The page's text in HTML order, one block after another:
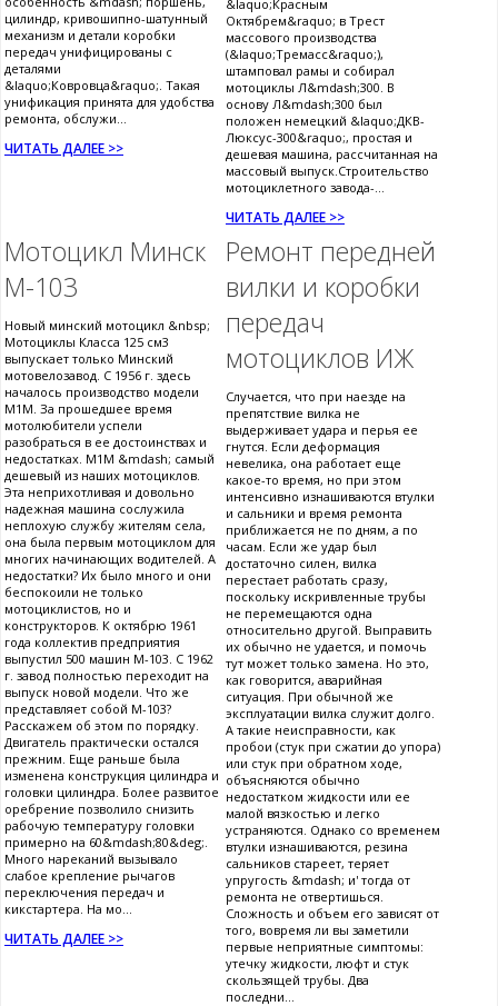
цилиндр, кривошипно-шатунный
механизм и детали коробки
передач унифицированы с
деталями
&laquo;Ковровца&raquo;. Такая
унификация принята для удобства
ремонта, обслужи...
ЧИТАТЬ ДАЛЕЕ >>
&laquo;Красным
Октябрем&raquo; в Трест
массового производства
(&laquo;Тремасс&raquo;),
штамповал рамы и собирал
мотоциклы Л&mdash;300. В
основу Л&mdash;300 был
положен немецкий &laquo;ДКВ-
Люксус-300&raquo;, простая и
дешевая машина, рассчитанная на
массовый выпуск.Строительство
мотоциклетного завода-...
ЧИТАТЬ ДАЛЕЕ >>
Мотоцикл Минск
М-103
Новый минский мотоцикл &nbsp;
Мотоциклы Класса 125 см3
выпускает только Минский
мотовелозавод. С 1956 г. здесь
началось производство модели
М1М. За прошедшее время
мотолюбители успели
разобраться в ее достоинствах и
недостатках. М1М &mdash; самый
дешевый из наших мотоциклов.
Эта неприхотливая и довольно
надежная машина сослужила
неплохую службу жителям села,
она была первым мотоциклом для
многих начинающих водителей. А
недостатки? Их было много и они
беспокоили не только
мотоциклистов, но и
конструкторов. К октябрю 1961
года коллектив предприятия
выпустил 500 машин М-103. С 1962
г. завод полностью переходит на
выпуск новой модели. Что же
представляет собой М-103?
Расскажем об этом по порядку.
Двигатель практически остался
прежним. Еще раньше была
изменена конструкция цилиндра и
головки цилиндра. Более развитое
оребрение позволило снизить
рабочую температуру головки
примерно на 60&mdash;80&deg;.
Много нареканий вызывало
слабое крепление рычагов
переключения передач и
кикстартера. На мо...
ЧИТАТЬ ДАЛЕЕ >>
Ремонт передней
вилки и коробки
передач
мотоциклов ИЖ
Случается, что при наезде на
препятствие вилка не
выдерживает удара и перья ее
гнутся. Если деформация
невелика, она работает еще
какое-то время, но при этом
интенсивно изнашиваются втулки
и сальники и время ремонта
приближается не по дням, а по
часам. Если же удар был
достаточно силен, вилка
перестает работать сразу,
поскольку искривленные трубы
не перемещаются одна
относительно другой. Выправить
их обычно не удается, и помочь
тут может только замена. Но это,
как говорится, аварийная
ситуация. При обычной же
эксплуатации вилка служит долго.
А такие неисправности, как
пробои (стук при сжатии до упора)
или стук при обратном ходе,
объясняются обычно
недостатком жидкости или ее
малой вязкостью и легко
устраняются. Однако со временем
втулки изнашиваются, резина
сальников стареет, теряет
упругость &mdash; и' тогда от
ремонта не отвертишься.
Сложность и объем его зависят от
того, вовремя ли вы заметили
первые неприятные симптомы:
утечку жидкости, люфт и стук
скользящей трубы. Два
последни...